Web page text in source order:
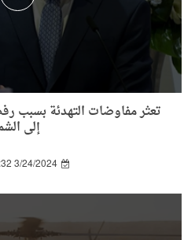
تعثر مفاوضات التهدئة بسبب رفض
إلى الشمال
3/24/2024 1:00:32 PM